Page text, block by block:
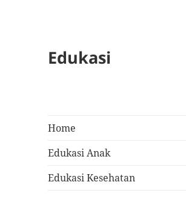
Edukasi
Home
Edukasi Anak
Edukasi Kesehatan